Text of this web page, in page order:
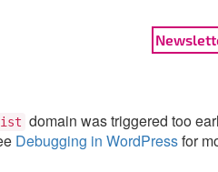
domain was triggered too
Debugging in WordPressfor